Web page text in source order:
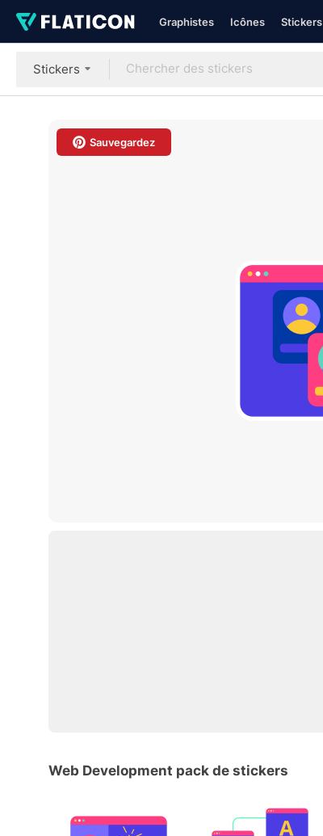
Graphistes Icônes Stickers
Stickers
Sauvegardez
Web Development pack de stickers